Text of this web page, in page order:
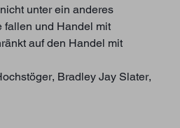
unter ein anderes
fallen und Handel mit
auf den Handel mit
Bradley Jay Slater,